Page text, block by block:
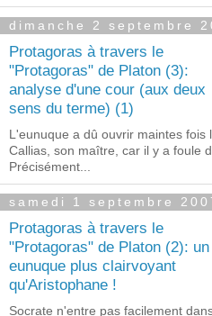
dimanche 2 septembre
Protagoras à travers le
"Protagoras" de Platon (3):
analyse d'une cour (aux deux
sens du terme) (1)
L'eunuque a dû ouvrir maintes fois
Callias, son maître, car il y a foule
Précisément...
samedi 1 septembre
Protagoras à travers le
"Protagoras" de Platon (2): un
eunuque plus clairvoyant
qu'Aristophane !
Socrate n'entre pas facilement